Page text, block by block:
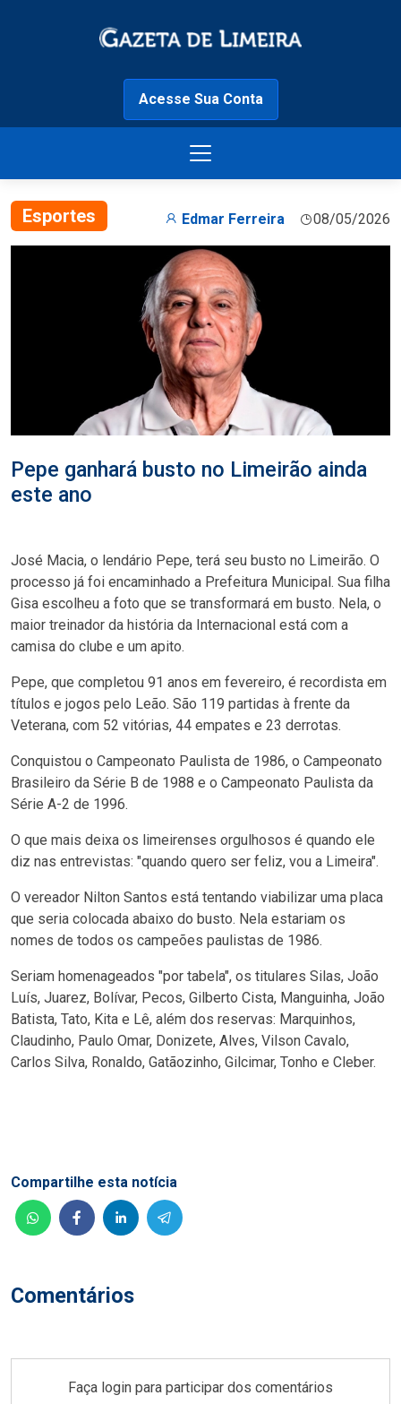
Acesse Sua Conta
Esportes Edmar Ferreira 08/05/2026
Pepe ganhará busto no Limeirão ainda
este ano
José Macia, o lendário Pepe, terá seu busto no Limeirão. O
processo já foi encaminhado a Prefeitura Municipal. Sua filha
Gisa escolheu a foto que se transformará em busto. Nela, o
maior treinador da história da Internacional está com a
camisa do clube e um apito.
Pepe, que completou 91 anos em fevereiro, é recordista em
títulos e jogos pelo Leão. São 119 partidas à frente da
Veterana, com 52 vitórias, 44 empates e 23 derrotas.
Conquistou o Campeonato Paulista de 1986, o Campeonato
Brasileiro da Série B de 1988 e o Campeonato Paulista da
Série A-2 de 1996.
O que mais deixa os limeirenses orgulhosos é quando ele
diz nas entrevistas: "quando quero ser feliz, vou a Limeira".
O vereador Nilton Santos está tentando viabilizar uma placa
que seria colocada abaixo do busto. Nela estariam os
nomes de todos os campeões paulistas de 1986.
Seriam homenageados "por tabela", os titulares Silas, João
Luís, Juarez, Bolívar, Pecos, Gilberto Cista, Manguinha, João
Batista, Tato, Kita e Lê, além dos reservas: Marquinhos,
Claudinho, Paulo Omar, Donizete, Alves, Vilson Cavalo,
Carlos Silva, Ronaldo, Gatãozinho, Gilcimar, Tonho e Cleber.
Comentários
Compartilhe esta notícia
Faça login para participar dos comentários